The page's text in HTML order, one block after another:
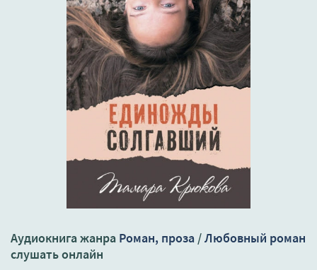
Аудиокнига жанра Роман, проза /Любовный роман
слушать онлайн